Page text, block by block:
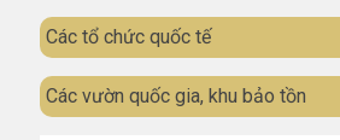
Các tổ chức quốc tế
Các vườn quốc gia, khu bảo tồn